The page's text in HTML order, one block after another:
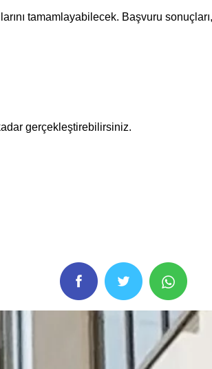
tamamlayabilecek. Başvuru
gerçekleştirebilirsiniz.